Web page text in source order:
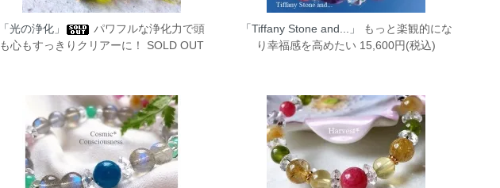
「光の浄化」
パワフルな浄化力で頭
も心もすっきりクリアーに！ SOLD OUT
「Tiffany Stone and...」
もっと楽観的にな
り幸福感を高めたい 15,600円(税込)